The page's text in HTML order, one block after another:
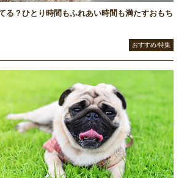
る？ひとり時間もふれあい時間も満たすおもち
おすすめ/特集